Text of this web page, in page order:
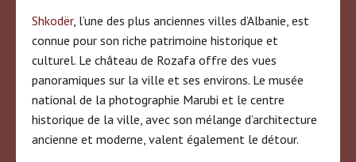
Shkodër, l’une des plus anciennes villes d’Albanie, est
connue pour son riche patrimoine historique et
culturel. Le château de Rozafa offre des vues
panoramiques sur la ville et ses environs. Le musée
national de la photographie Marubi et le centre
historique de la ville, avec son mélange d’architecture
ancienne et moderne, valent également le détour.